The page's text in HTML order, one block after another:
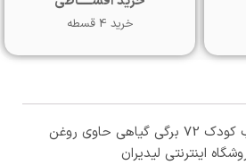
خرید 4 قسطه
خرید دستمال مرطوب کودک 72 برگی گیاهی حاوی روغن
اینترنتی لیدیران